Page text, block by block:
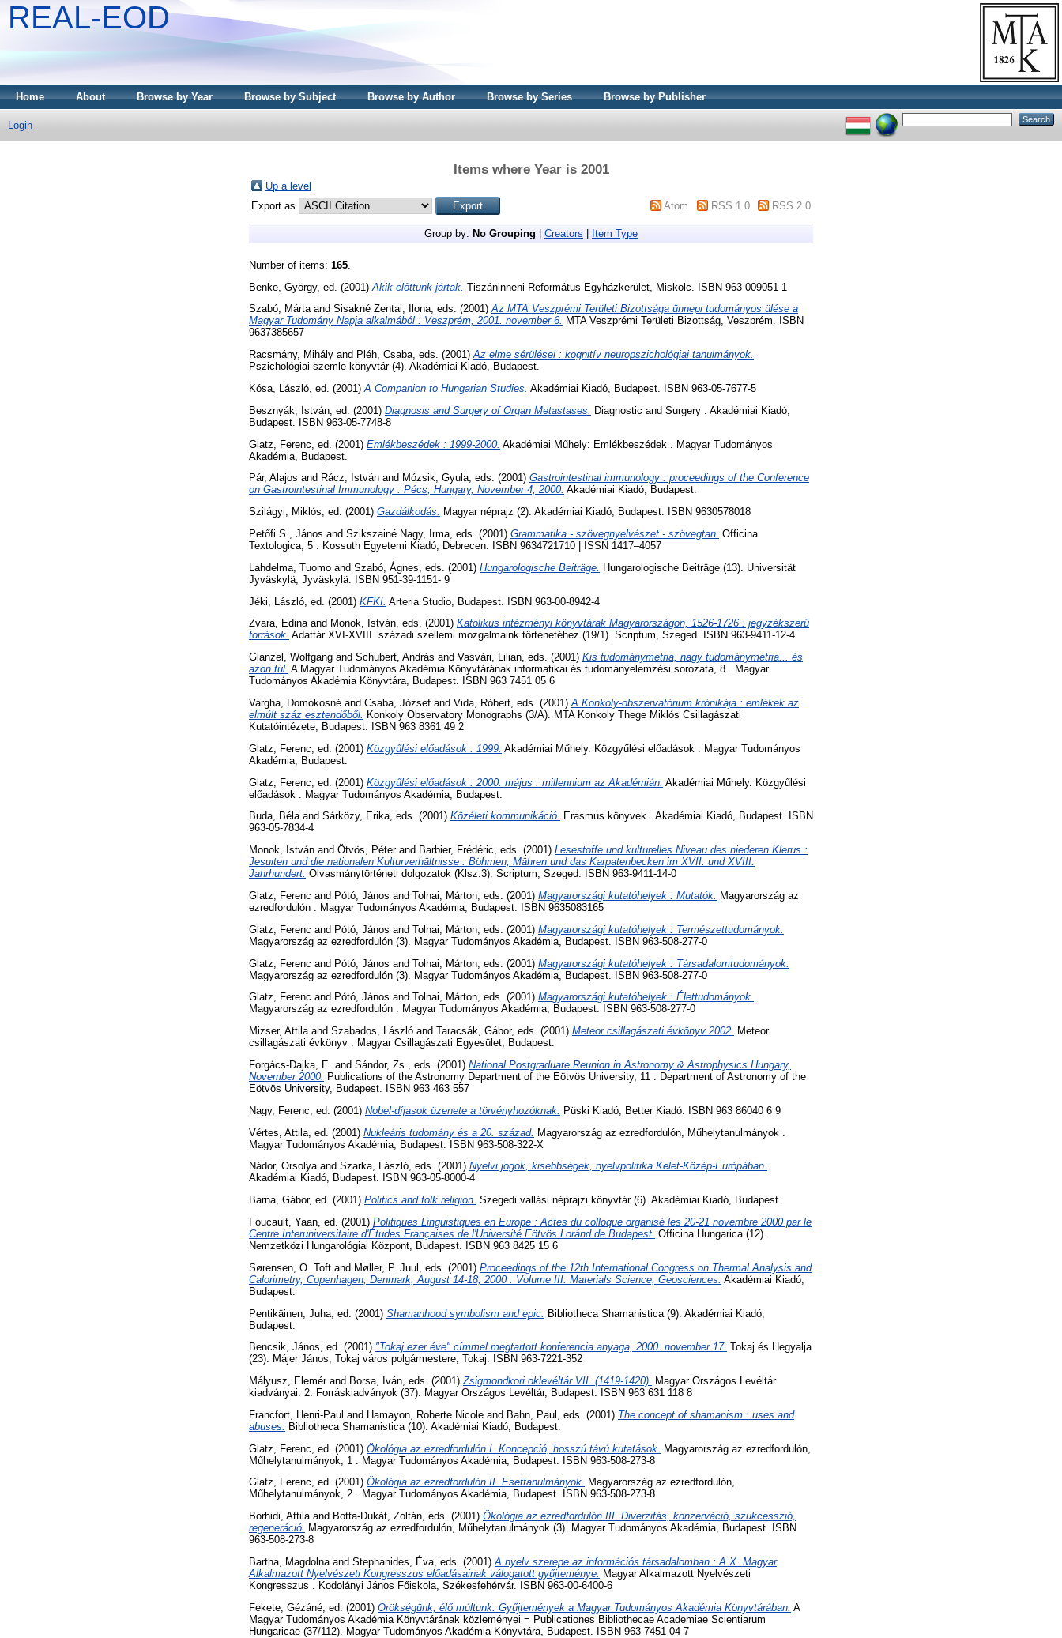
REAL-EOD
Home About Browse by Year Browse by Subject Browse by Author Browse by Series Browse by Publisher
Login
Items where Year is 2001
Up a level
Export as
Atom RSS 1.0 RSS 2.0
Group by: No Grouping Creators Item Type
Number of items: 165
Benke, György, ed. (2001) Akik előttünk jártak. Tiszáninneni Református Egyházkerület, Miskolc. ISBN 963 009051 1
Szabó, Mártaand Sisakné Zentai, Ilona, eds. (2001)Az MTA Veszprémi Területi Bizottsága ünnepi tudományos ülése a
Magyar Tudomány Napja alkalmából : Veszprém, 2001. november 6. MTA Veszprémi Területi Bizottság, Veszprém. ISBN
9637385657
Racsmány, Mihály and Pléh, Csaba, eds. (2001)Az elme sérülései : kognitív neuropszichológiai tanulmányok.
Pszichológiai szemle könyvtár (4). Akadémiai Kiadó, Budapest.
Kósa, László , ed. (2001) A Companion to Hungarian Studies. Akadémiai Kiadó, Budapest. ISBN 963-05-7677-5
Besznyák, István , ed. (2001) Diagnosis and Surgery of Organ Metastases.
Diagnostic and Surgery . Akadémiai Kiadó,
Budapest. ISBN 963-05-7748-8
Glatz, Ferenc , ed. (2001) Emlékbeszédek : 1999-2000. Akadémiai Műhely: Emlékbeszédek . Magyar Tudományos
Akadémia, Budapest.
Pár, Alajos and Rácz, István and Mózsik, Gyula, eds. (2001) Gastrointestinal immunology : proceedings of the Conference
on Gastrointestinal Immunology : Pécs, Hungary, November 4, 2000. Akadémiai Kiadó, Budapest.
Szilágyi, Miklós, ed. (2001) Gazdálkodás. Magyar néprajz (2). Akadémiai Kiadó, Budapest. ISBN 9630578018
Petőfi S., János and Szikszainé Nagy, Irma , eds. (2001) Grammatika - szövegnyelvészet - szövegtan. Officina
Textologica, 5 . Kossuth Egyetemi Kiadó, Debrecen. ISBN 9634721710 | ISSN 1417–4057
Lahdelma, Tuomo and Szabó, Ágnes , eds. (2001) Hungarologische Beiträge.
Hungarologische Beiträge (13). Universität
Jyväskylä, Jyväskylä. ISBN 951-39-1151- 9
Jéki, László , ed. (2001) KFKI. Arteria Studio, Budapest. ISBN 963-00-8942-4
Zvara, Edinaand Monok, István, eds. (2001) Katolikus intézményi könyvtárak Magyarországon, 1526-1726 : jegyzékszerű
források. Adattár XVI-XVIII. századi szellemi mozgalmaink történetéhez (19/1). Scriptum, Szeged. ISBN 963-9411-12-4
Glanzel, Wolfgang and Schubert, András and Vasvári, Lilian, eds. (2001) Kis tudománymetria, nagy tudománymetria... és
azon túl. A Magyar Tudományos Akadémia Könyvtárának informatikai és tudományelemzési sorozata, 8 . Magyar
Tudományos Akadémia Könyvtára, Budapest. ISBN 963 7451 05 6
Vargha, Domokosné and Csaba, József and Vida, Róbert , eds. (2001) A Konkoly-obszervatórium krónikája : emlékek az
elmúlt száz esztendőből.
Konkoly Observatory Monographs (3/A). MTA Konkoly Thege Miklós Csillagászati
Kutatóintézete, Budapest. ISBN 963 8361 49 2
Glatz, Ferenc , ed. (2001) Közgyűlési előadások : 1999. Akadémiai Műhely. Közgyűlési előadások . Magyar Tudományos
Akadémia, Budapest.
Glatz, Ferenc , ed. (2001) Közgyűlési előadások : 2000. május : millennium az Akadémián. Akadémiai Műhely. Közgyűlési
előadások . Magyar Tudományos Akadémia, Budapest.
Buda, Bélaand Sárközy, Erika, eds. (2001) Közéleti kommunikáció. Erasmus könyvek . Akadémiai Kiadó, Budapest. ISBN
963-05-7834-4
Monok, István and Ötvös, Péterand Barbier, Frédéric, eds. (2001) Lesestoffe und kulturelles Niveau des niederen Klerus :
Jesuiten und die nationalen Kulturverhältnisse : Böhmen, Mähren und das Karpatenbecken im XVII. und XVIII.
Jahrhundert. Olvasmánytörténeti dolgozatok (Klsz.3). Scriptum, Szeged. ISBN 963-9411-14-0
Glatz, Ferenc and Pótó, János and Tolnai, Márton , eds. (2001) Magyarországi kutatóhelyek : Mutatók.
Magyarország az
ezredfordulón . Magyar Tudományos Akadémia, Budapest. ISBN 9635083165
Glatz, Ferenc and Pótó, János and Tolnai, Márton , eds. (2001) Magyarországi kutatóhelyek : Természettudományok.
Magyarország az ezredfordulón (3). Magyar Tudományos Akadémia, Budapest. ISBN 963-508-277-0
Glatz, Ferenc and Pótó, János and Tolnai, Márton , eds. (2001) Magyarországi kutatóhelyek : Társadalomtudományok.
Magyarország az ezredfordulón (3). Magyar Tudományos Akadémia, Budapest. ISBN 963-508-277-0
Glatz, Ferenc and Pótó, János and Tolnai, Márton, eds. (2001) Magyarországi kutatóhelyek : Élettudományok.
Magyarország az ezredfordulón . Magyar Tudományos Akadémia, Budapest. ISBN 963-508-277-0
Mizser, Attilaand Szabados, László and Taracsák, Gábor, eds. (2001) Meteor csillagászati évkönyv 2002. Meteor
csillagászati évkönyv . Magyar Csillagászati Egyesület, Budapest.
Forgács-Dajka, E. and Sándor, Zs. , eds. (2001) National Postgraduate Reunion in Astronomy & Astrophysics Hungary,
November 2000. Publications of the Astronomy Department of the Eötvös University, 11 . Department of Astronomy of the
Eötvös University, Budapest. ISBN 963 463 557
Nagy, Ferenc , ed. (2001) Nobel-díjasok üzenete a törvényhozóknak. Püski Kiadó, Better Kiadó. ISBN 963 86040 6 9
Vértes, Attila , ed. (2001) Nukleáris tudomány és a 20. század. Magyarország az ezredfordulón, Műhelytanulmányok .
Magyar Tudományos Akadémia, Budapest. ISBN 963-508-322-X
Nádor, Orsolyaand Szarka, László, eds. (2001) Nyelvi jogok, kisebbségek, nyelvpolitika Kelet-Közép-Európában.
Akadémiai Kiadó, Budapest. ISBN 963-05-8000-4
Barna, Gábor, ed. (2001) Politics and folk religion. Szegedi vallási néprajzi könyvtár (6). Akadémiai Kiadó, Budapest.
Foucault, Yaan , ed. (2001) Politiques Linguistiques en Europe : Actes du colloque organisé les 20-21 novembre 2000 par le
Centre Interuniversitaire d'Études Françaises de l'Université Eötvös Loránd de Budapest. Officina Hungarica (12).
Nemzetközi Hungarológiai Központ, Budapest. ISBN 963 8425 15 6
Sørensen, O. Toft and Møller, P. Juul , eds. (2001) Proceedings of the 12th International Congress on Thermal Analysis and
Calorimetry, Copenhagen, Denmark, August 14-18, 2000 : Volume III. Materials Science, Geosciences. Akadémiai Kiadó,
Budapest.
Pentikäinen, Juha , ed. (2001) Shamanhood symbolism and epic. Bibliotheca Shamanistica (9). Akadémiai Kiadó,
Budapest.
Bencsik, János, ed. (2001) "Tokaj ezer éve" címmel megtartott konferencia anyaga, 2000. november 17. Tokaj és Hegyalja
(23). Májer János, Tokaj város polgármestere, Tokaj. ISBN 963-7221-352
Mályusz, Elemérand Borsa, Iván, eds. (2001)Zsigmondkori oklevéltár VII. (1419-1420). Magyar Országos Levéltár
kiadványai. 2. Forráskiadványok (37). Magyar Országos Levéltár, Budapest. ISBN 963 631 118 8
Francfort, Henri-Paul and Hamayon, Roberte Nicole and Bahn, Paul , eds. (2001) The concept of shamanism : uses and
abuses.
Bibliotheca Shamanistica (10). Akadémiai Kiadó, Budapest.
Glatz, Ferenc , ed. (2001) Ökológia az ezredfordulón I. Koncepció, hosszú távú kutatások. Magyarország az ezredfordulón,
Műhelytanulmányok, 1 . Magyar Tudományos Akadémia, Budapest. ISBN 963-508-273-8
Glatz, Ferenc, ed. (2001) Ökológia az ezredfordulón II. Esettanulmányok. Magyarország az ezredfordulón,
Műhelytanulmányok, 2 . Magyar Tudományos Akadémia, Budapest. ISBN 963-508-273-8
Borhidi, Attilaand Botta-Dukát, Zoltán, eds. (2001) Ökológia az ezredfordulón III. Diverzitás, konzerváció, szukcesszió,
regeneráció. Magyarország az ezredfordulón, Műhelytanulmányok (3). Magyar Tudományos Akadémia, Budapest. ISBN
963-508-273-8
Bartha, Magdolnaand Stephanides, Éva, eds. (2001)A nyelv szerepe az információs társadalomban : A X. Magyar
Alkalmazott Nyelvészeti Kongresszus előadásainak válogatott gyűjteménye. Magyar Alkalmazott Nyelvészeti
Kongresszus . Kodolányi János Főiskola, Székesfehérvár. ISBN 963-00-6400-6
Fekete, Gézáné , ed. (2001) Örökségünk, élő múltunk: Gyűjtemények a Magyar Tudományos Akadémia Könyvtárában. A
Magyar Tudományos Akadémia Könyvtárának közleményei = Publicationes Bibliothecae Academiae Scientiarum
Hungaricae (37/112). Magyar Tudományos Akadémia Könyvtára, Budapest. ISBN 963-7451-04-7